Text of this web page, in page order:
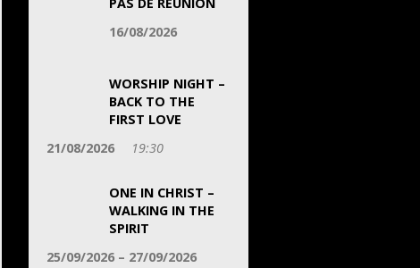
16/08/2026
WORSHIP NIGHT –
BACK TO THE
FIRST LOVE
21/08/2026
19:30
ONE IN CHRIST –
WALKING IN THE
SPIRIT
25/09/2026 – 27/09/2026